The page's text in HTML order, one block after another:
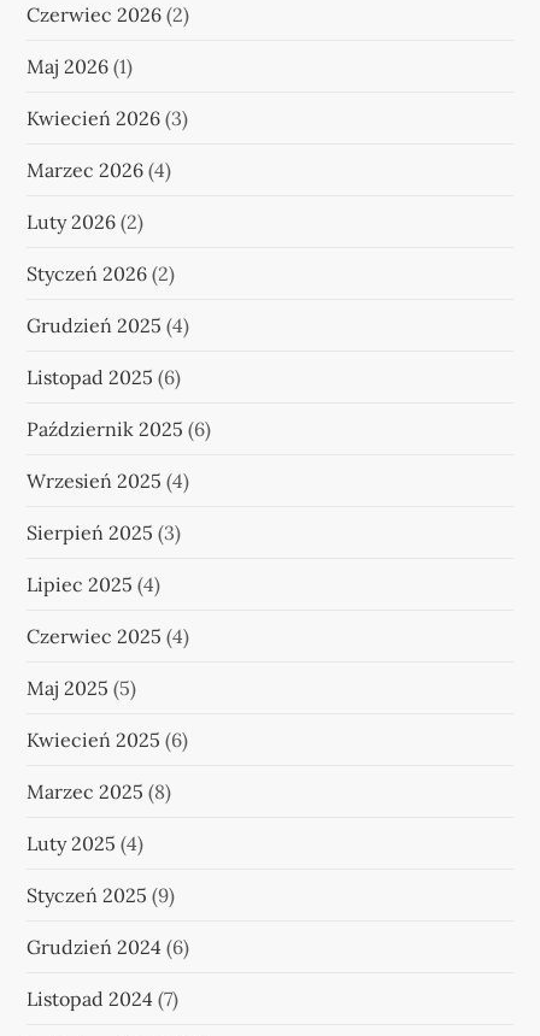
Czerwiec 2026 (2)
Maj 2026 (1)
Kwiecień 2026 (3)
Marzec 2026 (4)
Luty 2026 (2)
Styczeń 2026 (2)
Grudzień 2025 (4)
Listopad 2025 (6)
Październik 2025 (6)
Wrzesień 2025 (4)
Sierpień 2025 (3)
Lipiec 2025 (4)
Czerwiec 2025 (4)
Maj 2025 (5)
Kwiecień 2025 (6)
Marzec 2025 (8)
Luty 2025 (4)
Styczeń 2025 (9)
Grudzień 2024 (6)
Listopad 2024 (7)